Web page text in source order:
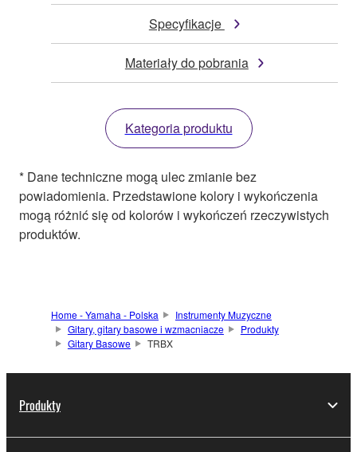
Specyfikacje
Materiały do pobrania
Kategoria produktu
* Dane techniczne mogą ulec zmianie bez
powiadomienia. Przedstawione kolory i wykończenia
mogą różnić się od kolorów i wykończeń rzeczywistych
produktów.
Home - Yamaha - Polska
Instrumenty Muzyczne
Gitary, gitary basowe i wzmacniacze
Produkty
Gitary Basowe
TRBX
Produkty